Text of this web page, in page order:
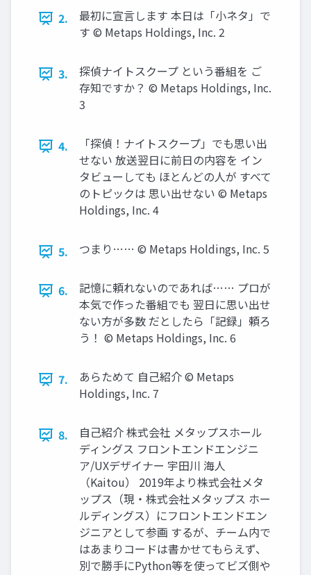
2.
最初に宣言します 本日は「小ネタ」で
す © Metaps Holdings, Inc. 2
3.
探偵ナイトスクープ という番組を ご
存知ですか？ © Metaps Holdings, Inc.
3
4.
「探偵！ナイトスクープ」でも思い出
せない 放送翌日に前日の内容を イン
タビューしても ほとんどの人が すべて
のトピックは 思い出せない © Metaps
Holdings, Inc. 4
5. つまり…… © Metaps Holdings, Inc. 5
6.
記憶に頼れないのであれば…… プロが
本気で作った番組でも 翌日に思い出せ
ない方が多数 だとしたら「記録」頼ろ
う！ © Metaps Holdings, Inc. 6
7.
あらためて 自己紹介 © Metaps
Holdings, Inc. 7
8.
自己紹介 株式会社 メタップスホール
ディングス フロントエンドエンジニ
ア/UXデザイナー 宇田川 海人
（Kaitou） 2019年より株式会社メタ
ップス（現・株式会社メタップス ホー
ルディングス）にフロントエンドエン
ジニアとして参画 するが、チーム内で
はあまりコードは書かせてもらえず、
別で勝手にPython等を使ってビズ側や